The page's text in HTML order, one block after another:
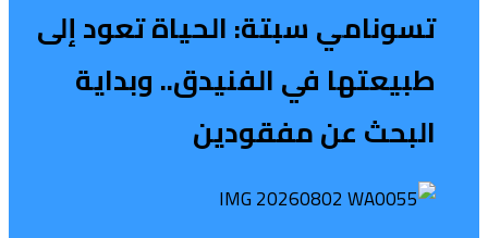
تسونامي سبتة: الحياة تعود إلى
طبيعتها في الفنيدق.. وبداية
البحث عن مفقودين